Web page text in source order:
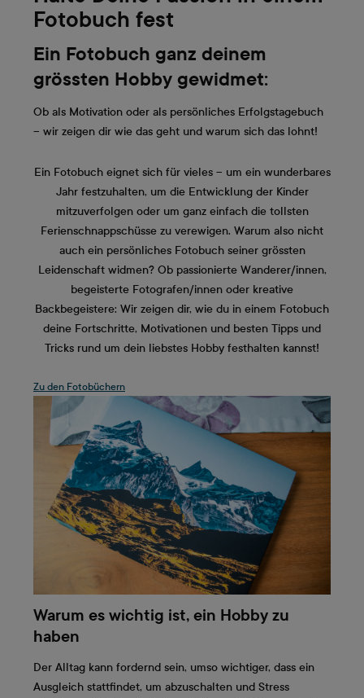
Fotobuch fest
Ein Fotobuch ganz deinem
grössten Hobby gewidmet:
Ob als Motivation oder als persönliches Erfolgstagebuch
– wir zeigen dir wie das geht und warum sich das lohnt!
Ein Fotobuch eignet sich für vieles – um ein wunderbares
Jahr festzuhalten, um die Entwicklung der Kinder
mitzuverfolgen oder um ganz einfach die tollsten
Ferienschnappschüsse zu verewigen. Warum also nicht
auch ein persönliches Fotobuch seiner grössten
Leidenschaft widmen? Ob passionierte Wanderer/innen,
begeisterte Fotografen/innen oder kreative
Backbegeistere: Wir zeigen dir, wie du in einem Fotobuch
deine Fortschritte, Motivationen und besten Tipps und
Tricks rund um dein liebstes Hobby festhalten kannst!
Zu den Fotobüchern
Warum es wichtig ist, ein Hobby zu
haben
Der Alltag kann fordernd sein, umso wichtiger, dass ein
Ausgleich stattfindet, um abzuschalten und Stress